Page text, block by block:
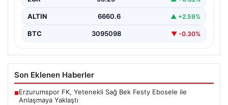
ALTIN 6660.6 ▲ +2.59%
BTC 3095098 ▼ -0.30%
Son Eklenen Haberler
■Erzurumspor FK, Yetenekli Sağ Bek Festy Ebosele ile
Anlaşmaya Yaklaştı